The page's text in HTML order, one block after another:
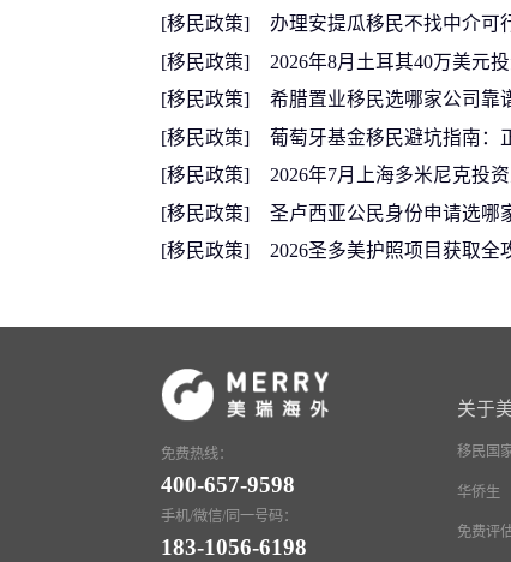
[移民政策] 办理安提瓜移民不找中介可
[移民政策] 2026年8月土耳其40万美元
[移民政策] 希腊置业移民选哪家公司靠
[移民政策] 葡萄牙基金移民避坑指南：
[移民政策] 2026年7月上海多米尼克投
[移民政策] 圣卢西亚公民身份申请选哪
[移民政策] 2026圣多美护照项目获取全
免费热线：
400-657-9598
手机/微信/同一号码：
183-1056-6198
关于
移民国
华侨生
免费评